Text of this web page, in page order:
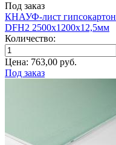
Под заказ
КНАУФ-лист
DFH2 2500х1200х12,5мм
Количество:
Цена: 763,00 руб.
Под заказ